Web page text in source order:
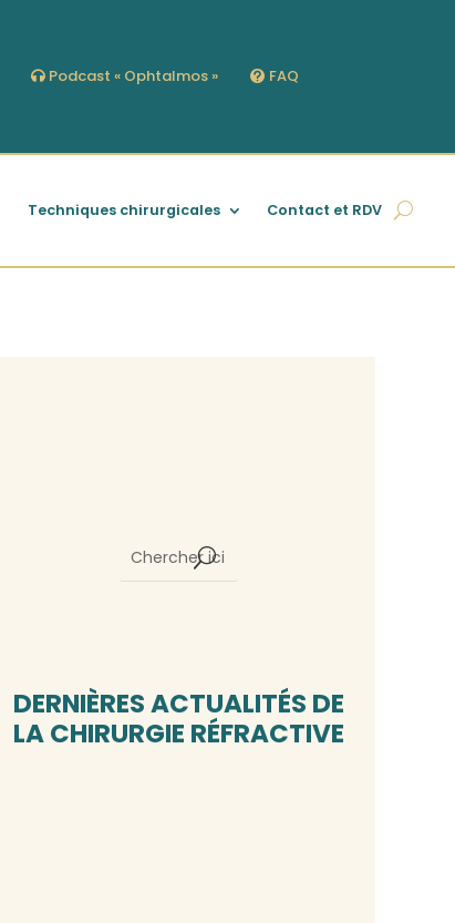
Podcast « Ophtalmos » FAQ
Techniques chirurgicales Contact et RDV
DERNIÈRES ACTUALITÉS DE
LA CHIRURGIE RÉFRACTIVE